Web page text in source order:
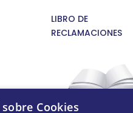
LIBRO DE
RECLAMACIONES
Cookies